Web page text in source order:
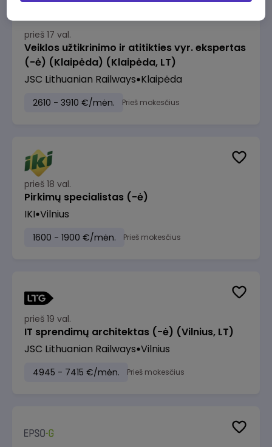
prieš 17 val.
Veiklos užtikrinimo ir atitikties vyr. ekspertas
(-ė) (Klaipėda) (Klaipėda, LT)
JSC Lithuanian Railways Klaipėda
2610 - 3910 €/mėn. Prieš mokesčius
prieš 18 val.
Pirkimų specialistas (-ė)
IKI Vilnius
1600 - 1900 €/mėn. Prieš mokesčius
prieš 19 val.
IT sprendimų architektas (-ė) (Vilnius, LT)
JSC Lithuanian Railways Vilnius
4945 - 7415 €/mėn. Prieš mokesčius